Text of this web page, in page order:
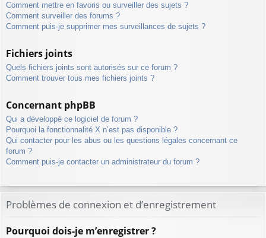
Comment mettre en favoris ou surveiller des sujets ?
Comment surveiller des forums ?
Comment puis-je supprimer mes surveillances de sujets ?
Fichiers joints
Quels fichiers joints sont autorisés sur ce forum ?
Comment trouver tous mes fichiers joints ?
Concernant phpBB
Qui a développé ce logiciel de forum ?
Pourquoi la fonctionnalité X n’est pas disponible ?
Qui contacter pour les abus ou les questions légales concernant ce
forum ?
Comment puis-je contacter un administrateur du forum ?
Problèmes de connexion et d’enregistrement
Pourquoi dois-je m’enregistrer ?